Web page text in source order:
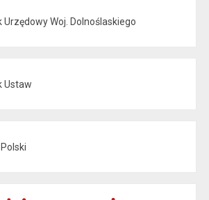
Urzędowy Woj. Dolnoślaskiego
Ustaw